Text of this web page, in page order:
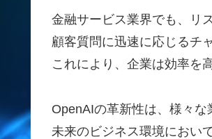
金融サービス業界でも、リ
顧客質問に迅速に応じるチ
これにより、企業は効率を
OpenAIの革新性は、様々な
未来のビジネス環境におい